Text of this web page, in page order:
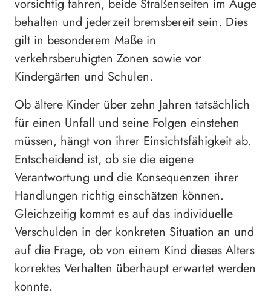
vorsichtig fahren, beide Straßenseiten im Auge
behalten und jederzeit bremsbereit sein. Dies
gilt in besonderem Maße in
verkehrsberuhigten Zonen sowie vor
Kindergärten und Schulen.
Ob ältere Kinder über zehn Jahren tatsächlich
für einen Unfall und seine Folgen einstehen
müssen, hängt von ihrer Einsichtsfähigkeit ab.
Entscheidend ist, ob sie die eigene
Verantwortung und die Konsequenzen ihrer
Handlungen richtig einschätzen können.
Gleichzeitig kommt es auf das individuelle
Verschulden in der konkreten Situation an und
auf die Frage, ob von einem Kind dieses Alters
korrektes Verhalten überhaupt erwartet werden
konnte.